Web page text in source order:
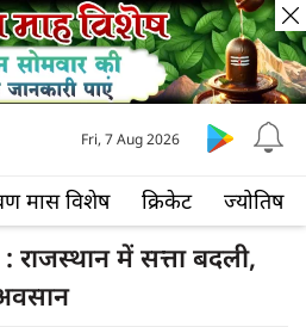
मास विशेष क्रिकेट ज्योतिष
Fri, 7 Aug 2026
में सत्ता बदली,